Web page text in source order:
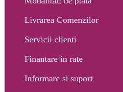
Livrarea Comenzilor
Servicii clienti
Finantare in rate
Informare si suport